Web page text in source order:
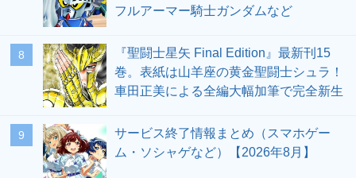
フルアーマー騎士ガンダムなど
8
『聖闘士星矢 Final Edition』最新刊15
巻。表紙は山羊座の黄金聖闘士シュラ！
車田正美による全編大幅加筆で完全新生
9
サービス終了情報まとめ（スマホゲー
ム・ソシャゲなど）【2026年8月】